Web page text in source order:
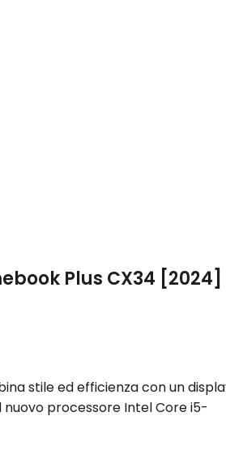
Plus CX34 [2024]
stile ed efficienza con un
nuovo processore Intel Core i5-